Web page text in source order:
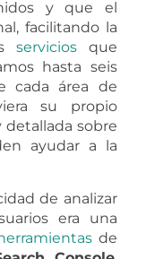
y que el
facilitando la
serviciosque
hasta seis
cada área de
su propio
detallada sobre
ayudar a la
de analizar
era una
de